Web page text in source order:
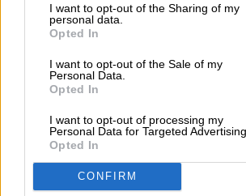
I want to opt-out of the Sharing of my
personal data.
Opted In
I want to opt-out of the Sale of my
Personal Data.
Opted In
I want to opt-out of processing my
Personal Data for Targeted Advertising.
Opted In
CONFIRM